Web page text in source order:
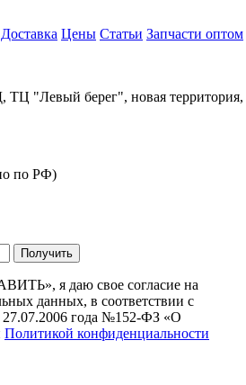
Доставка Цены Статьи Запчасти оптом
"Левый берег", новая территория,
по РФ)
я даю свое согласие на
данных, в соответствии с
года №152-ФЗ «О
Политикой конфиденциальности